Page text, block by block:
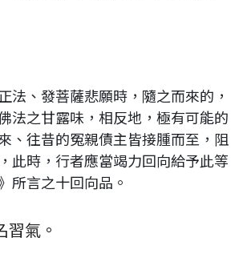
法、發菩薩悲願時，隨之而來的，
法之甘露味，相反地，極有可能的
、往昔的冤親債主皆接腫而至，阻
此時，行者應當竭力回向給予此等
所言之十回向品。
習氣。